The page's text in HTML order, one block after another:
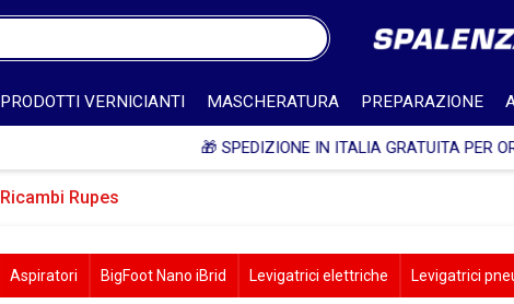
PRODOTTI VERNICIANTI MASCHERATURA PREPARAZIONE
🎁 SPEDIZIONE IN ITALIA GRATUITA PER
Ricambi Rupes
Aspiratori BigFoot Nano iBrid Levigatrici elettriche Levigatrici